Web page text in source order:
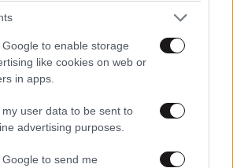
to enable storage
like cookies on web or
in apps.
user data to be sent to
advertising purposes.
to send me